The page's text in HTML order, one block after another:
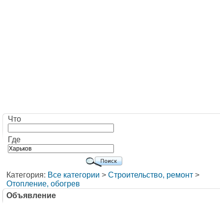
Что
Где
Категория: Все категории > Строительство, ремонт >
Отопление, обогрев
Объявление